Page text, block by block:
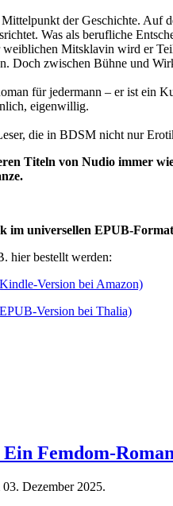
der Geschichte. Auf
Was als berufliche
weiblichen Mitsklavin wird er
Doch zwischen Bühne und
für jedermann – er ist ein
eigenwillig.
die in BDSM nicht nur
Titeln von Nudio immer
im universellen EPUB-
hier bestellt werden:
Version bei Amazon)
Version bei Thalia)
Femdom-Roman
03. Dezember 2025.